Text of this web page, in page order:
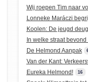
Wij roepen Tim naar
Lonneke Maráczi
Koolen: De jeugd
In welke straat
De Helmond Aanpak
Van der Kant:
Eureka Helmond! 16